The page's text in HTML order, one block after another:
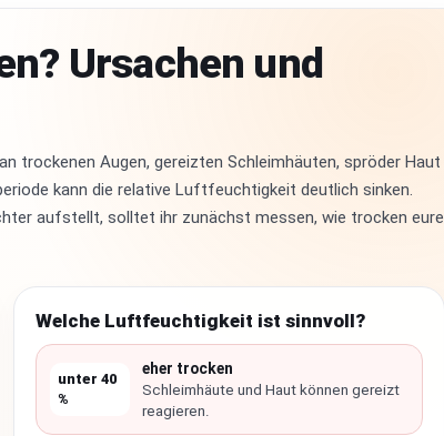
Ursachen und
trockenen Augen, gereizten Schleimhäuten, spröder Haut
kann die relative Luftfeuchtigkeit deutlich sinken.
aufstellt, solltet ihr zunächst messen, wie trocken eure
Welche Luftfeuchtigkeit ist sinnvoll?
unter 40
%
eher trocken
Schleimhäute und Haut können gereizt
reagieren.